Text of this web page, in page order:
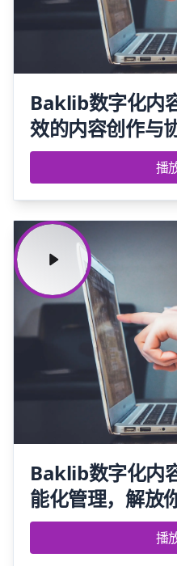
Baklib数字化
效的内容创作与
播
Baklib数字化
能化管理，解放
播